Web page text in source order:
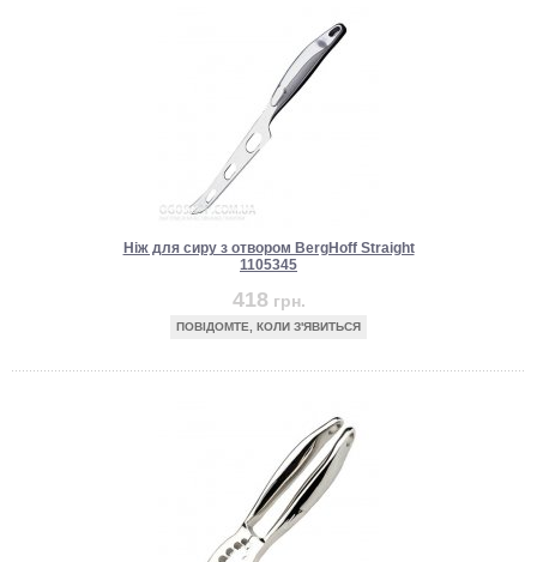
Ніж для сиру з отвором BergHoff Straight
1105345
418 грн.
ПОВІДОМТЕ, КОЛИ З'ЯВИТЬСЯ